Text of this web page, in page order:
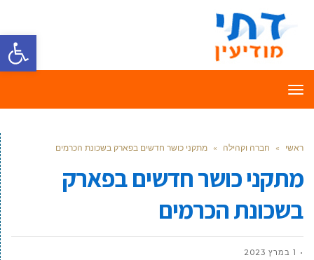
פתח
תפריט
ראשי » חברה וקהילה » מתקני כושר חדשים בפארק בשכונת הכרמים
מתקני כושר חדשים בפארק
בשכונת הכרמים
1 במרץ 2023